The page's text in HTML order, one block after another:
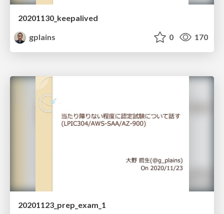
20201130_keepalived
gplains
0 170
20201123_prep_exam_1